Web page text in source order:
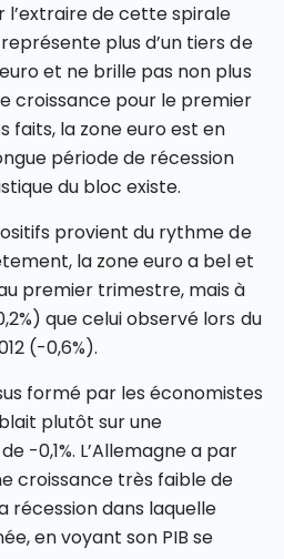
l’extraire de cette spirale
plus d’un tiers de
et ne brille pas non plus
croissance pour le premier
faits, la zone euro est en
période de récession
du bloc existe.
provient du rythme de
la zone euro a bel et
premier trimestre, mais à
que celui observé lors du
(-0,6%).
formé par les économistes
plutôt sur une
-0,1%. L’Allemagne a par
croissance très faible de
récession dans laquelle
en voyant son PIB se